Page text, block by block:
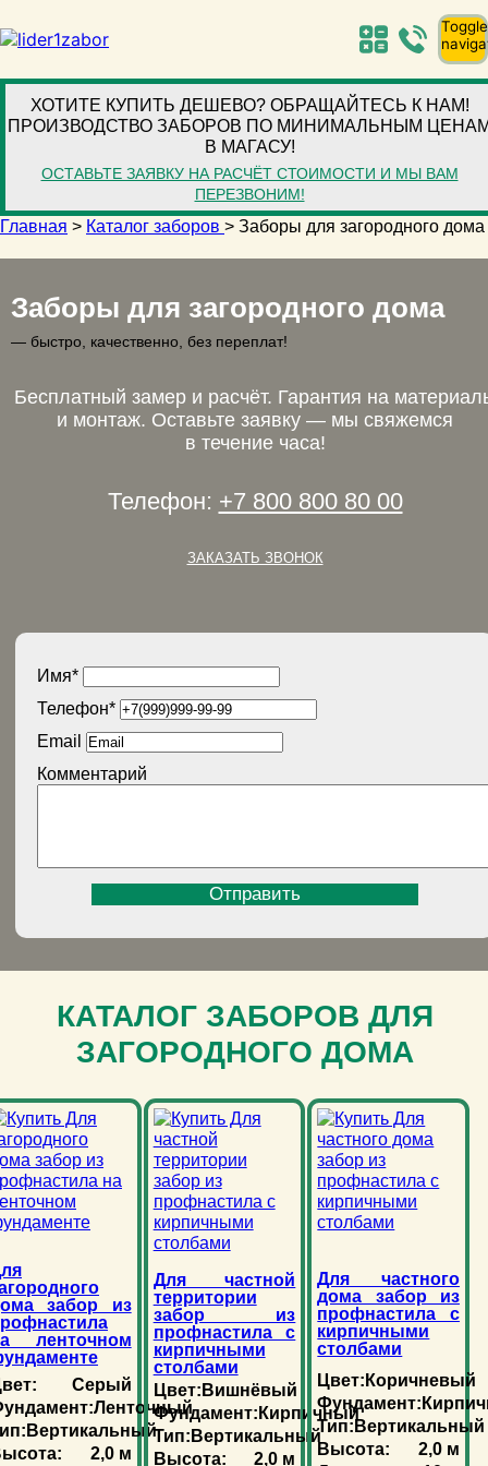
Toggle
ХОТИТЕ КУПИТЬ ДЕШЕВО? ОБРАЩАЙТЕСЬ К НАМ!
ПРОИЗВОДСТВО ЗАБОРОВ ПО МИНИМАЛЬНЫМ
В МАГАСУ!
ОСТАВЬТЕ ЗАЯВКУ НА РАСЧЁТ СТОИМОСТИ И МЫ ВАМ
ПЕРЕЗВОНИМ!
Главная > Каталог заборов > Заборы для загородного дома
Имя*
Телефон*
Email
Комментарий
Заборы для загородного дома
— быстро, качественно, без переплат!
Бесплатный замер и расчёт. Гарантия на
и монтаж. Оставьте заявку — мы свяжемся
в течение часа!
Телефон: +7 800 800 80 00
ЗАКАЗАТЬ ЗВОНОК
КАТАЛОГ ЗАБОРОВ ДЛЯ
ЗАГОРОДНОГО ДОМА
забор из
ленточном
Серый
Ленточный
Вертикальный
2,0 м
Для частной
территории
забор из
профнастила с
кирпичными
столбами
Цвет: Вишнёвый
Фундамент: Кирпичный
Тип: Вертикальный
Высота:
2,0 м
Для частного
дома забор из
профнастила с
кирпичными
столбами
Цвет: Коричневый
Фундамент:
Тип: Вертикальный
Высота:
2,0 м